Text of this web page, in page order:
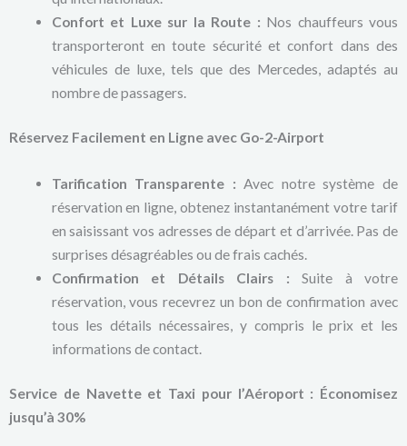
Confort et Luxe sur la Route : Nos chauffeurs vous
transporteront en toute sécurité et confort dans des
véhicules de luxe, tels que des Mercedes, adaptés au
nombre de passagers.
Réservez Facilement en Ligne avec Go-2-Airport
Tarification Transparente : Avec notre système de
réservation en ligne, obtenez instantanément votre tarif
en saisissant vos adresses de départ et d’arrivée. Pas de
surprises désagréables ou de frais cachés.
Confirmation et Détails Clairs : Suite à votre
réservation, vous recevrez un bon de confirmation avec
tous les détails nécessaires, y compris le prix et les
informations de contact.
Service de Navette et Taxi pour l’Aéroport : Économisez
jusqu’à 30%